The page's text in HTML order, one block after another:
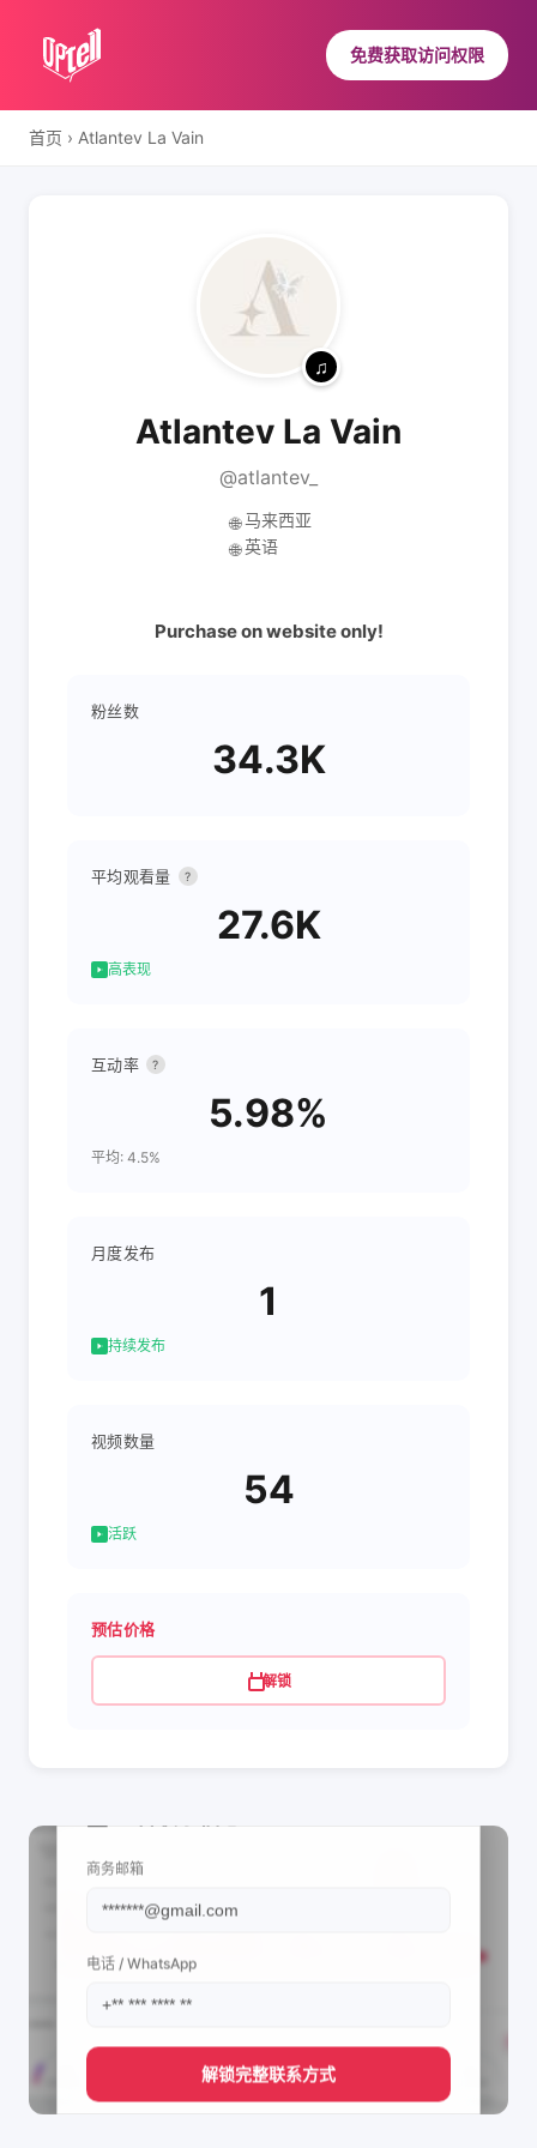
免费获取访问权限
首页 › Atlantev La Vain
Atlantev La Vain
@atlantev_
🌐 马来西亚
🌐 英语
Purchase on website only!
粉丝数
34.3K
平均观看量 ?
27.6K
高表现
互动率 ?
5.98%
平均: 4.5%
月度发布
1
持续发布
视频数量
54
活跃
预估价格
解锁
商务邮箱
电话 / WhatsApp
解锁完整联系方式